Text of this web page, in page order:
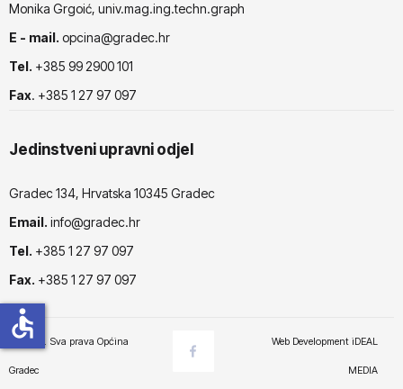
Monika Grgoić, univ.mag.ing.techn.graph
E - mail. opcina@gradec.hr
Tel. +385 99 2900 101
Fax. +385 1 27 97 097
Jedinstveni upravni odjel
Gradec 134, Hrvatska 10345 Gradec
Email. info@gradec.hr
Tel. +385 1 27 97 097
Fax. +385 1 27 97 097
© 2025. Sva prava Općina
Gradec
Web Development iDEAL
MEDIA
accessible